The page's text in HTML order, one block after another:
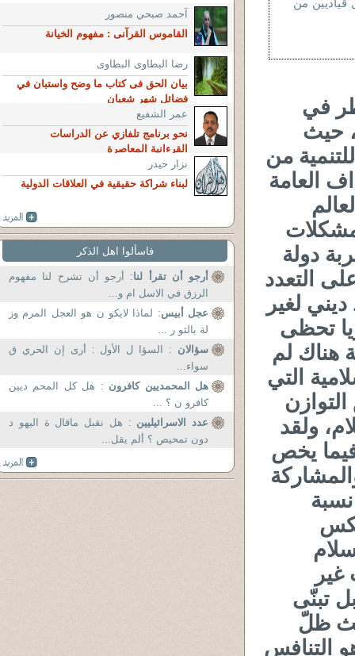
قياديين من
في
حيث
من
العامة
دولة
التعدد
لغير
تحظى
هناك لم
التي
ولقد
فيما يخص
غير
تبنّى
ظلّ
التنافس
آحمد صبحي منصور
القاموس القرآنى : مفهوم الخيانة
رضا البطاوى البطاوى
بيان الحق فى كتاب ما وضح واستبان في
فضائل شهر شعبان
عمر الشفيع
نحو برنامج تلفازي عن الدراسات
القرءانية المعاصرة
نزار حيدر
لبناء شراكة حقيقية في العلاقات الدولية
فاسألوا اهل الذكر
أرجو أن تقرأ لنا: أرجو أن تشرح لنا مفهوم
الرزق في الاسل ام و...
عجل أبيس: لماذا لايكو ن هو العجل المرم وز
لة بالثو ر ...
سؤالان : السؤا ل الأول : أرى إن الحري ق
سواء...
هل المحمديين كافرون : هل كل المحم ديين
كافرو ن ؟ ...
عدد الاسرائيليين : هل نقبل ماقال ة اليهو د
دون تمحيص ؟ ألم يقل...